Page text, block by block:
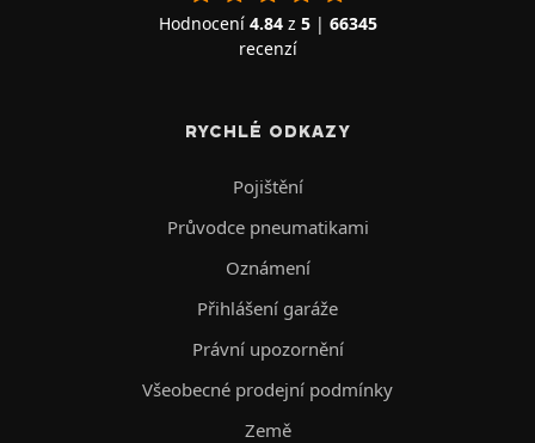
Hodnocení 4.84z 5| 66345
recenzí
RYCHLÉ ODKAZY
Pojištění
Průvodce pneumatikami
Oznámení
Přihlášení garáže
Právní upozornění
Všeobecné prodejní podmínky
Země